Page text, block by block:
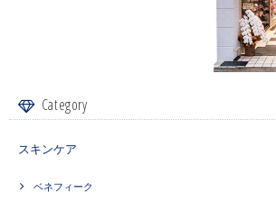
Category
スキンケア
ベネフィーク